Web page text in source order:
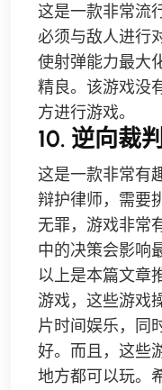
这是一款非常流
必须与敌人进行
使射弹能力最大
精良。该游戏没
方进行游戏。
10. 逆向裁
这是一款非常有
辩护律师，需要
无罪，游戏非常
中的决策会影响
以上是本篇文章
游戏，这些游戏
片时间娱乐，同
好。而且，这些
地方都可以玩。